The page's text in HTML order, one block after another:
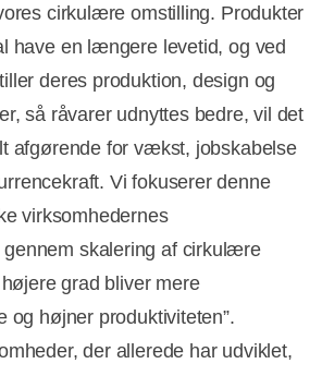
cirkulære omstilling. Produkter
have en længere levetid, og ved
deres produktion, design og
så råvarer udnyttes bedre, vil det
afgørende for vækst, jobskabelse
Vi fokuserer denne
virksomhedernes
gennem skalering af cirkulære
grad bliver mere
og højner produktiviteten”.
der allerede har udviklet,